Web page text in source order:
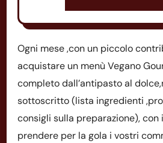
Ogni mese ,con un piccolo
acquistare un menù Vegano
completo dall’antipasto al
sottoscritto (lista ingredienti
consigli sulla preparazione),
prendere per la gola i vostri